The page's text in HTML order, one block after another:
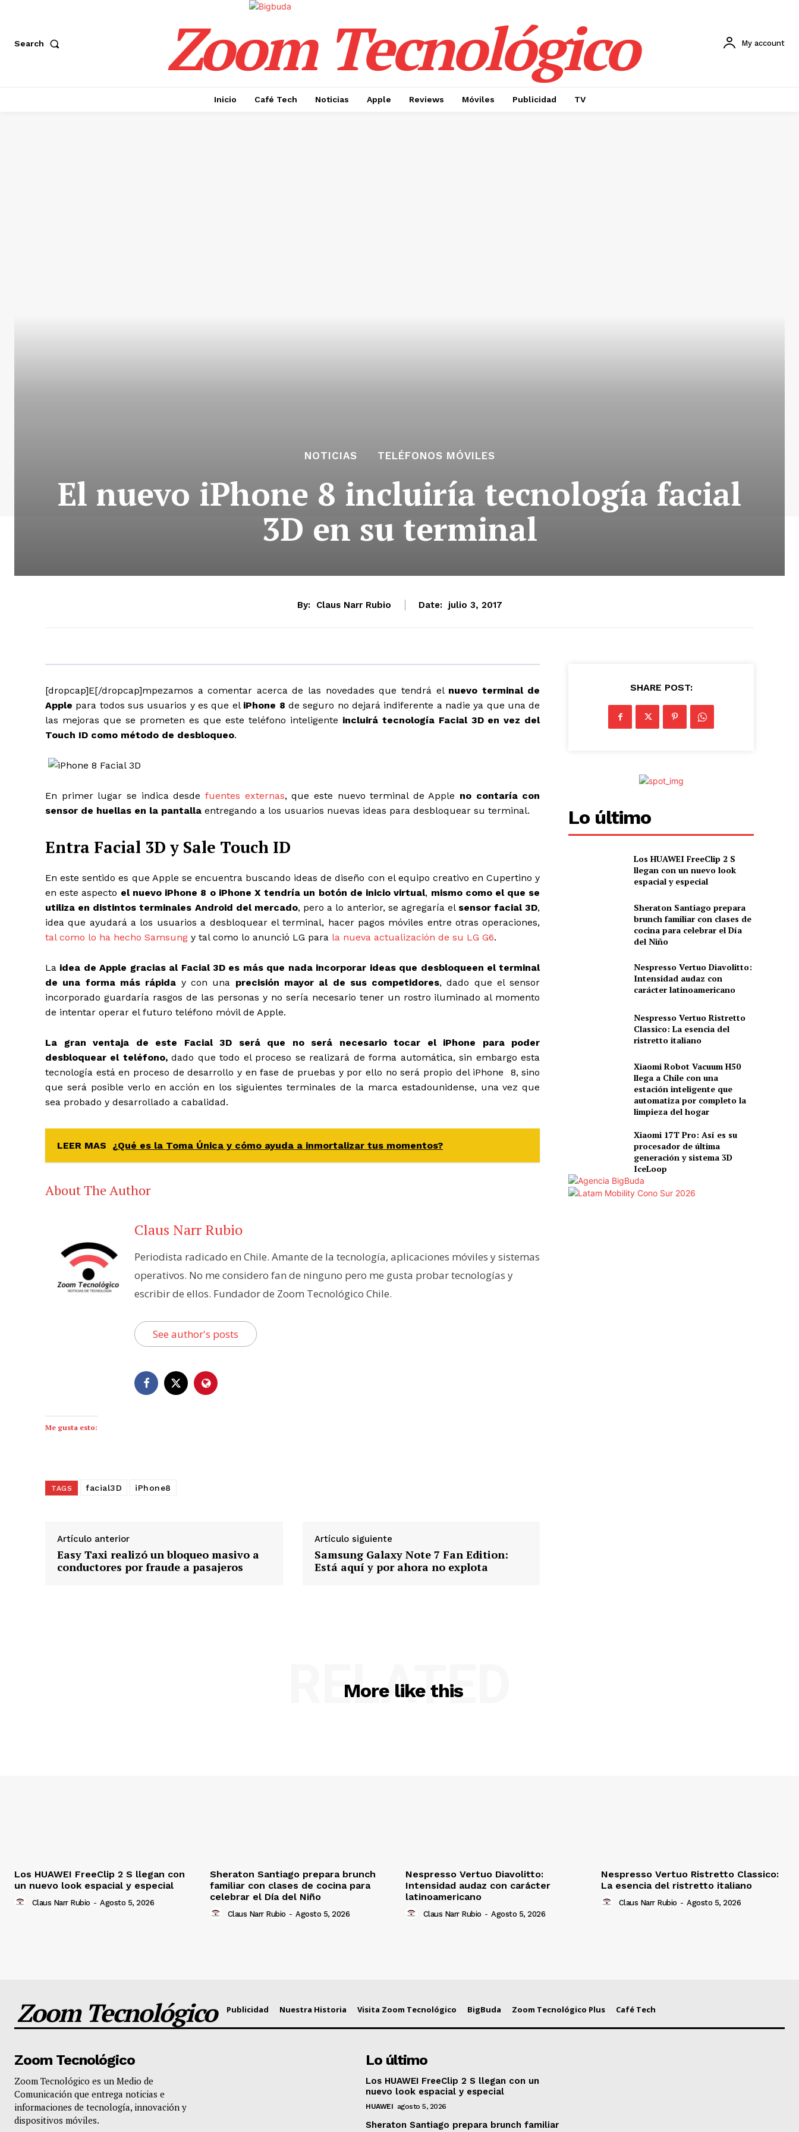
Search Zoom Tecnológico My account
Inicio Café Tech Noticias Apple Reviews Móviles Publicidad TV
NOTICIAS TELÉFONOS MÓVILES
El nuevo iPhone 8 incluiría tecnología facial
3D en su terminal
By: Claus Narr Rubio Date: julio 3, 2017
[dropcap]E[/dropcap]mpezamos a comentar acerca de las novedades que tendrá el nuevo terminal de
Apple para todos sus usuarios y es que el iPhone 8 de seguro no dejará indiferente a nadie ya que una de
las mejoras que se prometen es que este teléfono inteligente incluirá tecnología Facial 3D en vez del
Touch ID como método de desbloqueo.
En primer lugar se indica desde fuentes externas, que este nuevo terminal de Apple no contaría con
sensor de huellas en la pantalla entregando a los usuarios nuevas ideas para desbloquear su terminal.
Entra Facial 3D y Sale Touch ID
En este sentido es que Apple se encuentra buscando ideas de diseño con el equipo creativo en Cupertino y
en este aspecto el nuevo iPhone 8 o iPhone X tendría un botón de inicio virtual, mismo como el que se
utiliza en distintos terminales Android del mercado, pero a lo anterior, se agregaría el sensor facial 3D,
idea que ayudará a los usuarios a desbloquear el terminal, hacer pagos móviles entre otras operaciones,
tal como lo ha hecho Samsung y tal como lo anunció LG para la nueva actualización de su LG G6.
La idea de Apple gracias al Facial 3D es más que nada incorporar ideas que desbloqueen el terminal
de una forma más rápida y con una precisión mayor al de sus competidores, dado que el sensor
incorporado guardaría rasgos de las personas y no sería necesario tener un rostro iluminado al momento
de intentar operar el futuro teléfono móvil de Apple.
La gran ventaja de este Facial 3D será que no será necesario tocar el iPhone para poder
desbloquear el teléfono, dado que todo el proceso se realizará de forma automática, sin embargo esta
tecnología está en proceso de desarrollo y en fase de pruebas y por ello no será propio del iPhone 8, sino
que será posible verlo en acción en los siguientes terminales de la marca estadounidense, una vez que
sea probado y desarrollado a cabalidad.
LEER MAS ¿Qué es la Toma Única y cómo ayuda a inmortalizar tus momentos?
About The Author
Claus Narr Rubio
Periodista radicado en Chile. Amante de la tecnología, aplicaciones móviles y sistemas
operativos. No me considero fan de ninguno pero me gusta probar tecnologías y
escribir de ellos. Fundador de Zoom Tecnológico Chile.
See author's posts
Me gusta esto:
TAGS facial3D iPhone8
Artículo anterior
Easy Taxi realizó un bloqueo masivo a
conductores por fraude a pasajeros
Artículo siguiente
Samsung Galaxy Note 7 Fan Edition:
Está aquí y por ahora no explota
SHARE POST:
Lo último
Los HUAWEI FreeClip 2 S
llegan con un nuevo look
espacial y especial
Sheraton Santiago prepara
brunch familiar con clases de
cocina para celebrar el Día
del Niño
Nespresso Vertuo Diavolitto:
Intensidad audaz con
carácter latinoamericano
Nespresso Vertuo Ristretto
Classico: La esencia del
ristretto italiano
Xiaomi Robot Vacuum H50
llega a Chile con una
estación inteligente que
automatiza por completo la
limpieza del hogar
Xiaomi 17T Pro: Así es su
procesador de última
generación y sistema 3D
IceLoop
More like this
RELATED
Los HUAWEI FreeClip 2 S llegan con
un nuevo look espacial y especial
Claus Narr Rubio - Agosto 5, 2026
Sheraton Santiago prepara brunch
familiar con clases de cocina para
celebrar el Día del Niño
Claus Narr Rubio - Agosto 5, 2026
Nespresso Vertuo Diavolitto:
Intensidad audaz con carácter
latinoamericano
Claus Narr Rubio - Agosto 5, 2026
Nespresso Vertuo Ristretto Classico:
La esencia del ristretto italiano
Claus Narr Rubio - Agosto 5, 2026
Zoom Tecnológico Publicidad Nuestra Historia Visita Zoom Tecnológico BigBuda Zoom Tecnológico Plus Café Tech
Zoom Tecnológico
Zoom Tecnológico es un Medio de
Comunicación que entrega noticias e
informaciones de tecnología, innovación y
dispositivos móviles.
Lo último
Los HUAWEI FreeClip 2 S llegan con un
nuevo look espacial y especial
HUAWEI agosto 5, 2026
Sheraton Santiago prepara brunch familiar